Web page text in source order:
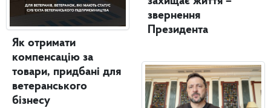
Як отримати
компенсацію за
товари, придбані для
ветеранського
бізнесу
звернення
Президента